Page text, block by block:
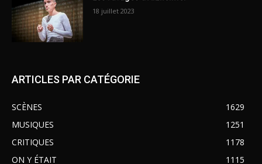
18 juillet 2023
ARTICLES PAR CATÉGORIE
SCÈNES
1629
MUSIQUES
1251
CRITIQUES
1178
ON Y ÉTAIT
1115